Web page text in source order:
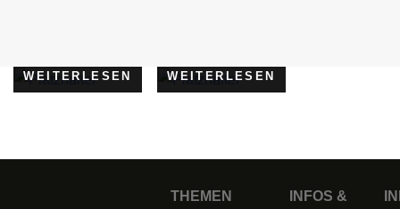
WEITERLESEN WEITERLESEN
THEMEN
INFOS &